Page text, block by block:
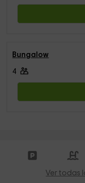
Bungalow
4
Ver todas